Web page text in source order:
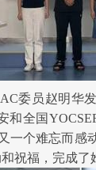
AC委员赵明华
和全国
一个难忘而感
祝福，完成了